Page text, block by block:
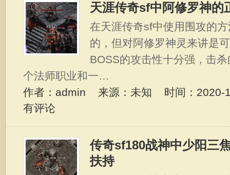
天涯传奇sf中阿修罗神的
在天涯传奇sf中使用围攻的
的，但对阿修罗神灵来讲是
BOSS的攻击性十分强，击
个法师职业和一…
作者：admin 来源：未知 时间：
有评论
传奇sf180战神中少阳三
扶持